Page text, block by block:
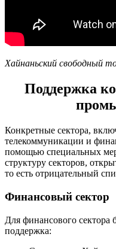
Хайнаньский свободный
Поддержка
Конкретные сектора,
телекоммуникации и
помощью специальных
структуру секторов,
то есть отрицательный
Финансовый сектор
Для финансового сектора
поддержка: